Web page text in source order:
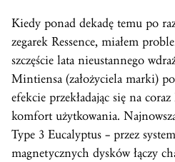
Kiedy ponad dekadę temu po
zegarek Ressence, miałem
szczęście lata nieustannego
Mintiensa (założyciela marki)
efekcie przekładając się na
komfort użytkowania.
Type 3 Eucalyptus – przez
magnetycznych dysków łączy